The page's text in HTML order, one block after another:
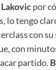
por
lo tengo
con su
con
partido.